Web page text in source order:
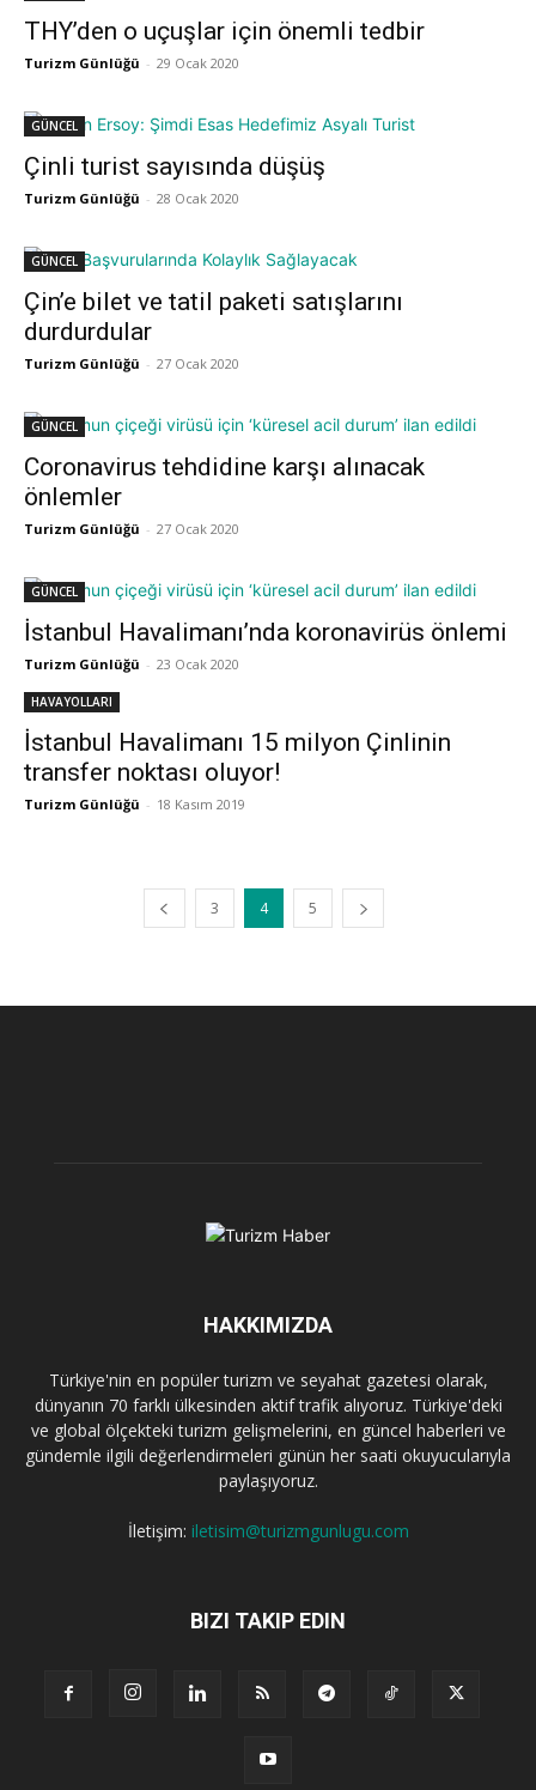
THY’den o uçuşlar için önemli tedbir
Turizm Günlüğü - 29 Ocak 2020
GÜNCEL
Çinli turist sayısında düşüş
Turizm Günlüğü - 28 Ocak 2020
GÜNCEL
Çin’e bilet ve tatil paketi satışlarını
durdurdular
Turizm Günlüğü - 27 Ocak 2020
GÜNCEL
Coronavirus tehdidine karşı alınacak
önlemler
Turizm Günlüğü - 27 Ocak 2020
GÜNCEL
İstanbul Havalimanı’nda koronavirüs önlemi
Turizm Günlüğü - 23 Ocak 2020
HAVAYOLLARI
İstanbul Havalimanı 15 milyon Çinlinin
transfer noktası oluyor!
Turizm Günlüğü - 18 Kasım 2019
3 4 5
HAKKIMIZDA
Türkiye'nin en popüler turizm ve seyahat gazetesi olarak,
dünyanın 70 farklı ülkesinden aktif trafik alıyoruz. Türkiye'deki
ve global ölçekteki turizm gelişmelerini, en güncel haberleri ve
gündemle ilgili değerlendirmeleri günün her saati okuyucularıyla
paylaşıyoruz.
İletişim: iletisim@turizmgunlugu.com
BIZI TAKIP EDIN